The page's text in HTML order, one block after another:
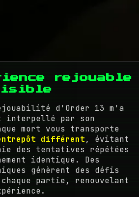
rejouable
d'Order 13 m'a
interpellé par son
mort vous transporte
différent, évitant
des tentatives répétées
identique. Des
génèrent des défis
partie, renouvelant